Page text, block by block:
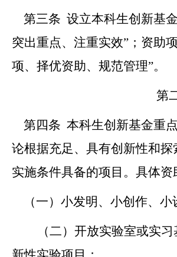
第三条 设立本科生创新基
突出重点、注重实效”；资助
项、择优资助、规范管理”。
第
第四条 本科生创新基金重
论根据充足 、具有创新性和
实施条件具备的项目。具体资
（一）小发明、小创作、小
（二）开放实验室或实